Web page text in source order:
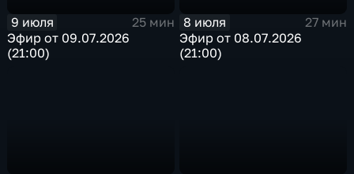
9 июля
25 мин
Эфир от 09.07.2026
(21:00)
8 июля
27 мин
Эфир от 08.07.2026
(21:00)